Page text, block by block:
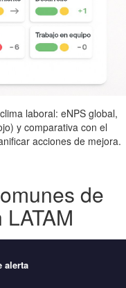
laboral: eNPS global,
y comparativa con el
acciones de mejora.
de
alerta